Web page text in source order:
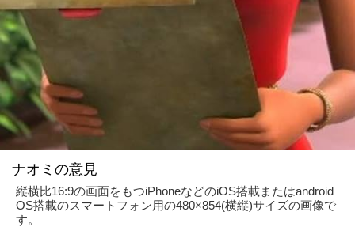
ナオミの意見
縦横比16:9の画面をもつiPhoneなどのiOS搭載またはandroid
OS搭載のスマートフォン用の480×854(横縦)サイズの画像で
す。